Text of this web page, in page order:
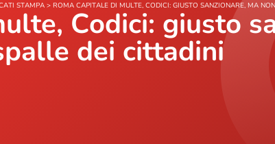
STAMPA > ROMA CAPITALE DI MULTE, CODICI: GIUSTO SANZIONARE, MA
Codici: giusto
dei cittadini